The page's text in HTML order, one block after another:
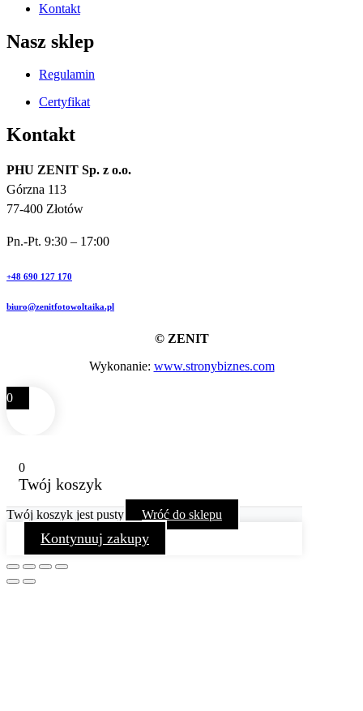
Kontakt
Nasz sklep
Regulamin
Certyfikat
Kontakt
PHU ZENIT Sp. z o.o.
Górzna 113
77-400 Złotów
Pn.-Pt. 9:30 – 17:00
+48 690 127 170
biuro@zenitfotowoltaika.pl
© ZENIT
Wykonanie: www.stronybiznes.com
0
0
Twój koszyk
Twój koszyk jest pusty Wróć do sklepu
Kontynuuj zakupy